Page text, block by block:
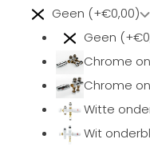
Geen (+€0,00)
Geen
Chrome
Chrome
Witte
Wit